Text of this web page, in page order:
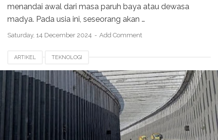
menandai awal dari masa paruh baya atau dewasa
madya. Pada usia ini, seseorang akan …
Saturday, 14 December 2024 Add Comment
ARTIKEL TEKNOLOGI